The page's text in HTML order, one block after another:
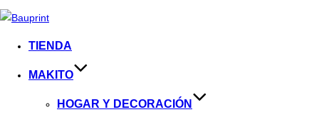
TIENDA
MAKITO
HOGAR Y DECORACIÓN